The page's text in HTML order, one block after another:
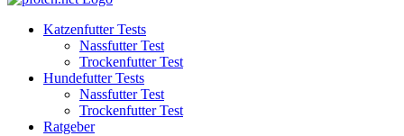
Katzenfutter Tests
Nassfutter Test
Trockenfutter Test
Hundefutter Tests
Nassfutter Test
Trockenfutter Test
Ratgeber